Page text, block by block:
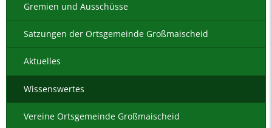
Gremien und Ausschüsse
Satzungen der Ortsgemeinde Großmaischeid
Aktuelles
Wissenswertes
Vereine Ortsgemeinde Großmaischeid